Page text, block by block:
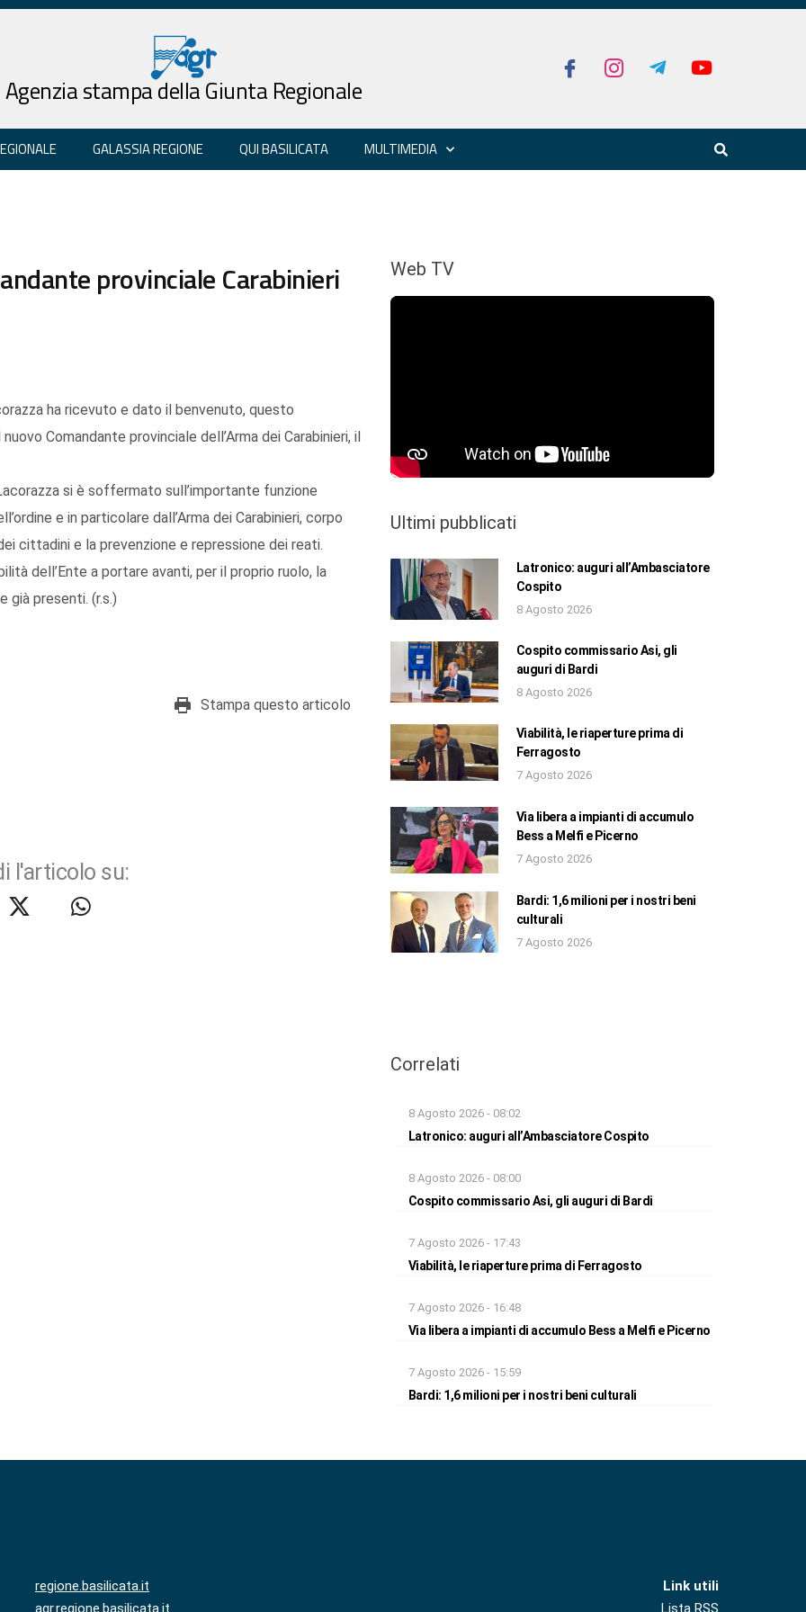
Agenzia stampa della Giunta Regionale
GALASSIA REGIONE QUI BASILICATA MULTIMEDIA
provinciale Carabinieri
ha ricevuto e dato il benvenuto, questo
Comandante provinciale dell’Arma dei Carabinieri, il
si è soffermato sull’importante funzione
e in particolare dall’Arma dei Carabinieri, corpo
cittadini e la prevenzione e repressione dei reati.
dell’Ente a portare avanti, per il proprio ruolo, la
già presenti. (r.s.)
Stampa questo articolo
l'articolo su:
Web TV
Ultimi pubblicati
Latronico: auguri all’Ambasciatore
Cospito
8 Agosto 2026
Cospito commissario Asi, gli
auguri di Bardi
8 Agosto 2026
Viabilità, le riaperture prima di
Ferragosto
7 Agosto 2026
Via libera a impianti di accumulo
Bess a Melfi e Picerno
7 Agosto 2026
Bardi: 1,6 milioni per i nostri beni
culturali
7 Agosto 2026
Correlati
8 Agosto 2026 - 08:02
Latronico: auguri all’Ambasciatore Cospito
8 Agosto 2026 - 08:00
Cospito commissario Asi, gli auguri di Bardi
7 Agosto 2026 - 17:43
Viabilità, le riaperture prima di Ferragosto
7 Agosto 2026 - 16:48
Via libera a impianti di accumulo Bess a Melfi e Picerno
7 Agosto 2026 - 15:59
Bardi: 1,6 milioni per i nostri beni culturali
regione.basilicata.it
agr.regione.basilicata.it
Link utili
Lista RSS